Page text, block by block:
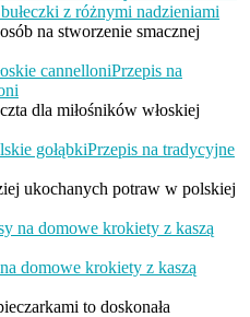
z różnymi nadzieniami
na stworzenie smacznej
Przepis na
dla miłośników włoskiej
Przepis na tradycyjne
ukochanych potraw w polskiej
domowe krokiety z kaszą
to doskonała